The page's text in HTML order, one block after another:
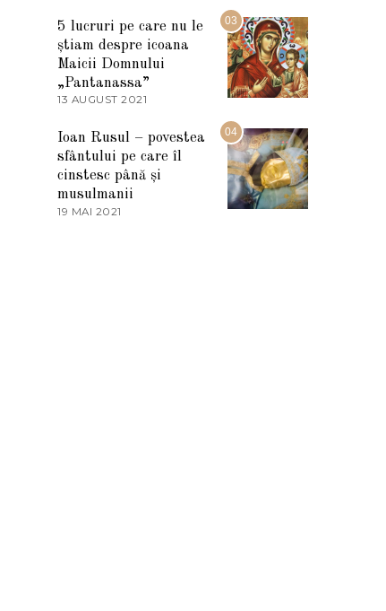
A
R
T
I
2
2
2
03
5 lucruri pe care nu le
știam despre icoana
Maicii Domnului
„Pantanassa”
13 AUGUST 2021
U
G
U
S
04
Ioan Rusul – povestea
sfântului pe care îl
cinstesc până și
musulmanii
19 MAI 2021